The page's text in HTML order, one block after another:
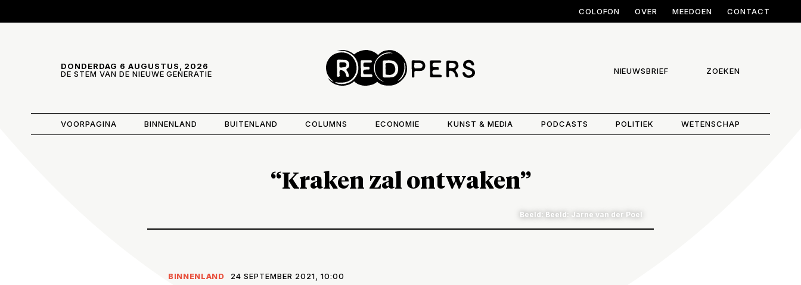
COLOFON OVER MEEDOEN CONTACT
DONDERDAG 6 AUGUSTUS, 2026
DE STEM VAN DE NIEUWE GENERATIE
NIEUWSBRIEF ZOEKEN
VOORPAGINA BINNENLAND BUITENLAND COLUMNS ECONOMIE KUNST & MEDIA PODCASTS POLITIEK WETENSCHAP
“Kraken zal ontwaken”
Beeld: Beeld: Jarne van der Poel
BINNENLAND 24 SEPTEMBER 2021, 10:00